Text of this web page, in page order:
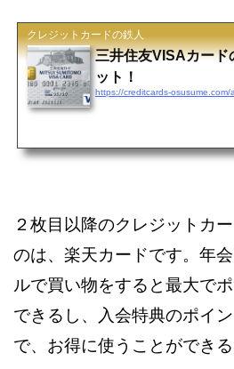
クレジットカードの鉄人
三井住友VISAカード
ット！
https://creditcards-osusume.com/
２枚目以降のクレジットカ
のは、楽天カードです。年
ルで買い物をすると最大で
できるし、入会特典のポイ
で、お得に使うことができる